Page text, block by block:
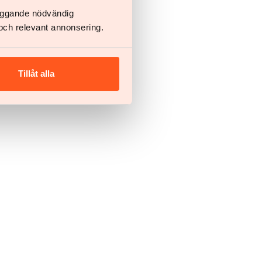
nödvändig
relevant annonsering.
Tillåt alla